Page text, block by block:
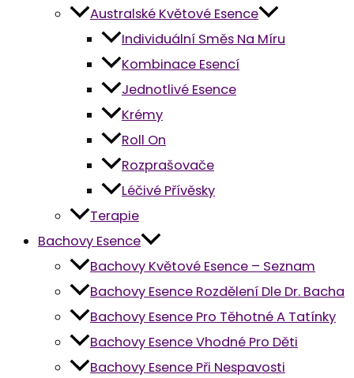
Australské Květové Esence
Individuální Směs Na Míru
Kombinace Esencí
Jednotlivé Esence
Krémy
Roll On
Rozprašovače
Léčivé Přívěsky
Terapie
Bachovy Esence
Bachovy Květové Esence – Seznam
Bachovy Esence Rozdělení Dle Dr. Bacha
Bachovy Esence Pro Těhotné A Tatínky
Bachovy Esence Vhodné Pro Děti
Bachovy Esence Při Nespavosti